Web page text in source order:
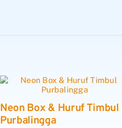
Neon Box & Huruf Timbul
Purbalingga